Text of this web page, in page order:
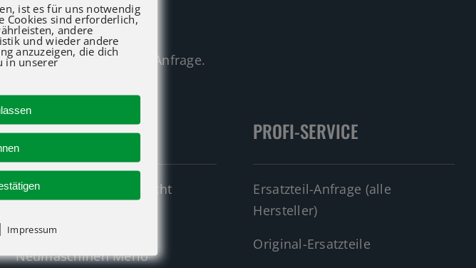
beraten Sie gerne.
für eine Anfrage.
NEUMASCHINEN
Neumaschinen Übersicht
Neumaschinen Merlo
PROFI-SERVICE
Ersatzteil-Anfrage (alle
Hersteller)
Original-Ersatzteile
ist es für uns notwendig
Cookies sind erforderlich,
andere
und wieder andere
anzuzeigen, die dich
in unserer
| Impressum